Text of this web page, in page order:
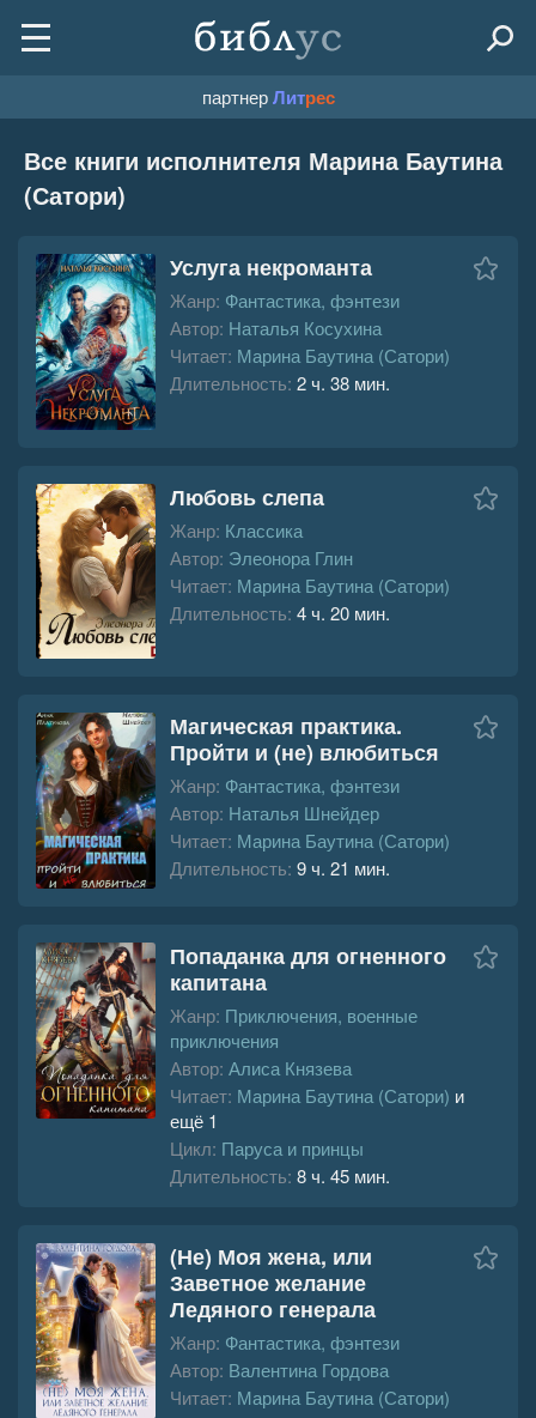
партнерЛитрес
Все книги исполнителя Марина Баутина
(Сатори)
Услуга некроманта
Жанр: Фантастика, фэнтези
Автор: Наталья Косухина
Читает: Марина Баутина (Сатори)
Длительность: 2 ч. 38 мин.
Любовь слепа
Жанр: Классика
Автор: Элеонора Глин
Читает: Марина Баутина (Сатори)
Длительность: 4 ч. 20 мин.
Магическая практика.
Пройти и (не) влюбиться
Жанр: Фантастика, фэнтези
Автор: Наталья Шнейдер
Читает: Марина Баутина (Сатори)
Длительность: 9 ч. 21 мин.
Попаданка для огненного
капитана
Жанр: Приключения, военные
приключения
Автор: Алиса Князева
Читает: Марина Баутина (Сатори) и
ещё 1
Цикл: Паруса и принцы
Длительность: 8 ч. 45 мин.
(Не) Моя жена, или
Заветное желание
Ледяного генерала
Жанр: Фантастика, фэнтези
Автор: Валентина Гордова
Читает: Марина Баутина (Сатори)